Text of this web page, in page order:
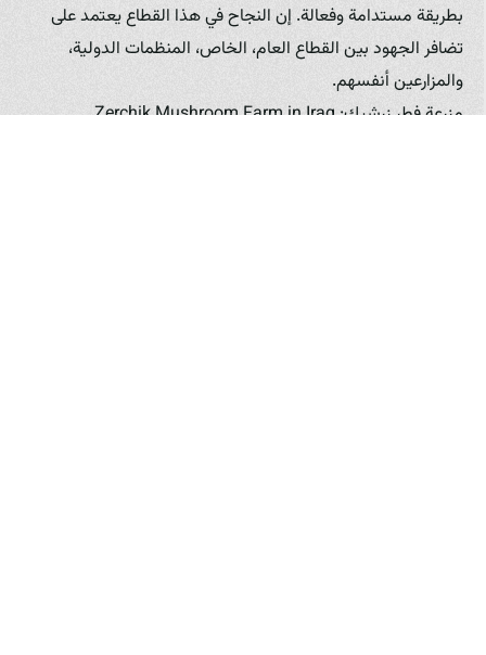
بطريقة مستدامة وفعالة. إن النجاح في هذا القطاع يعتمد على
تضافر الجهود بين القطاع العام، الخاص، المنظمات الدولية،
والمزارعين أنفسهم.
مزرعة فطر زرشيك: Zerchik Mushroom Farm in Iraq